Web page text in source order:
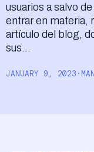
usuarios a salvo
entrar en materia,
artículo del blog,
sus…
JANUARY 9, 2023 ·